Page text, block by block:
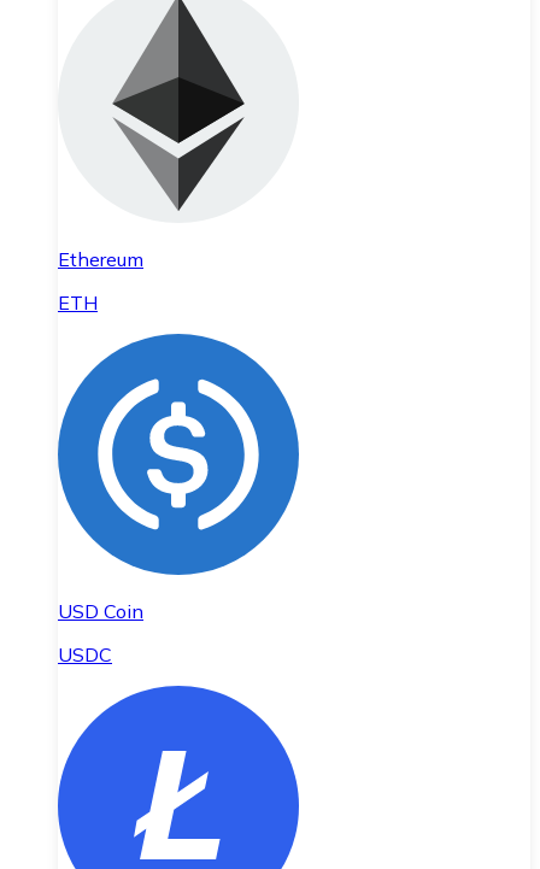
Ethereum
ETH
USD Coin
USDC